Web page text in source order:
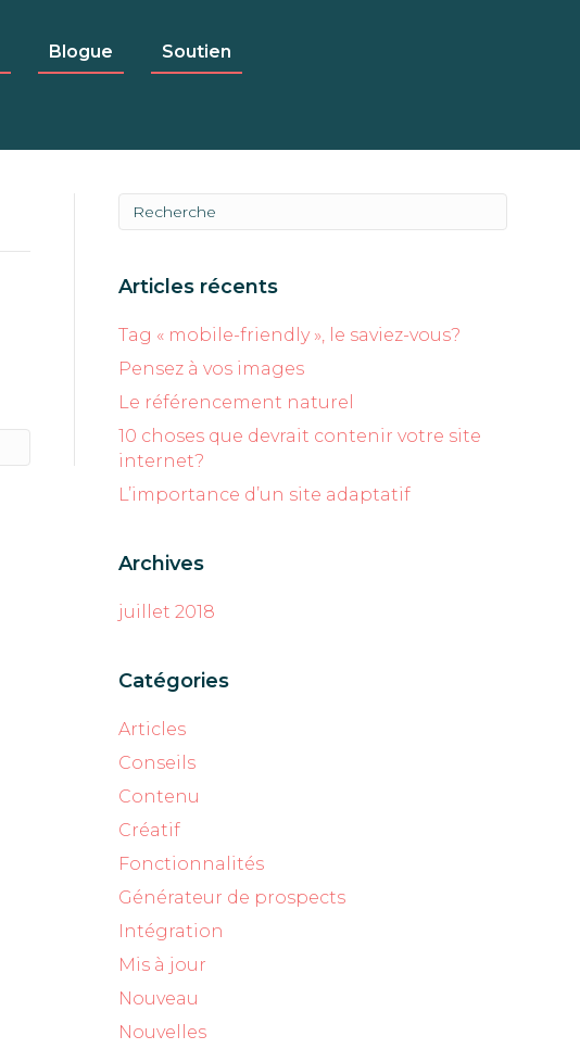
Blogue Soutien
Articles récents
Tag « mobile-friendly », le saviez-vous?
Pensez à vos images
Le référencement naturel
10 choses que devrait contenir votre site
internet?
L’importance d’un site adaptatif
Archives
juillet 2018
Catégories
Articles
Conseils
Contenu
Créatif
Fonctionnalités
Générateur de prospects
Intégration
Mis à jour
Nouveau
Nouvelles